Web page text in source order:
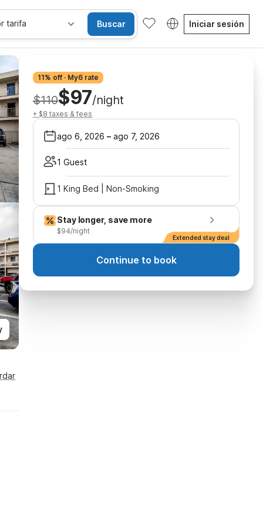
tarifa Buscar Iniciar sesión
11% off · My6 rate
$110$97/night
+ $8 taxes & fees
ago 6, 2026 – ago 7, 2026
1 Guest
1 King Bed | Non-Smoking
Stay longer, save more
$94/night
Extended stay deal
Continue to book